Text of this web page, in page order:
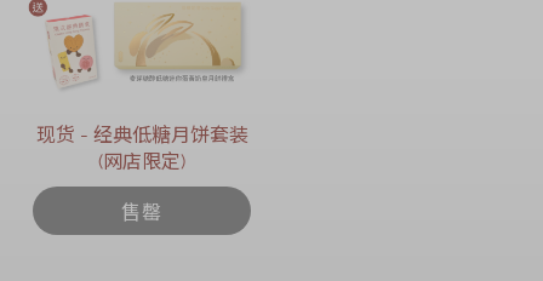
现货 - 经典低糖月饼套装
(网店限定)
售罄